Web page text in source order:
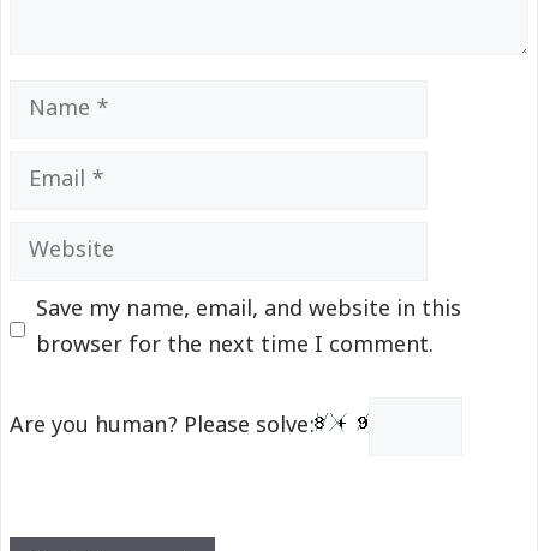
Name
Email
Website
Save my name, email, and website in this
browser for the next time I comment.
Are you human? Please solve: